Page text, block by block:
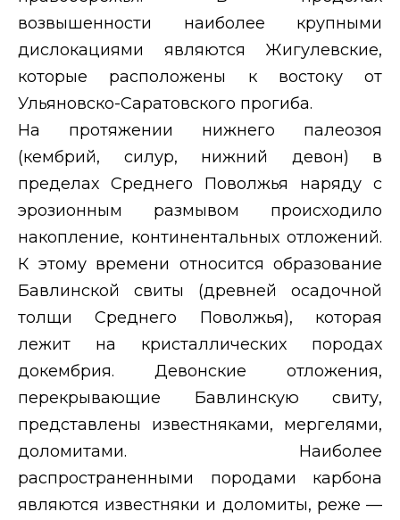
возвышенности наиболее крупными
дислокациями являются Жигулевские,
которые расположены к востоку от
Ульяновско-Саратовского прогиба.
На протяжении нижнего палеозоя
(кембрий, силур, нижний девон) в
пределах Среднего Поволжья наряду с
эрозионным размывом происходило
накопление, континентальных отложений.
К этому времени относится образование
Бавлинской свиты (древней осадочной
толщи Среднего Поволжья), которая
лежит на кристаллических породах
докембрия. Девонские отложения,
перекрывающие Бавлинскую свиту,
представлены известняками, мергелями,
доломитами. Наиболее
распространенными породами карбона
являются известняки и доломиты, реже —